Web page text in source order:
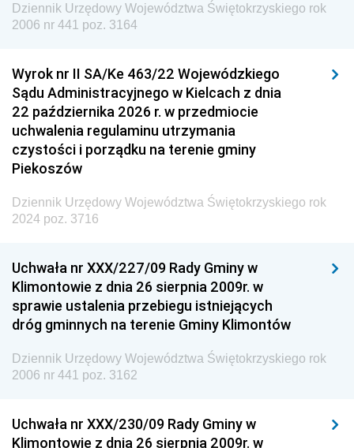
Dziennik Urzędowy Agencji Wywiadu
Dziennik Urzędowy Województwa Świętokrzyskiego rok
2006 nr 441 poz. 3164
Wyrok nr II SA/Ke 463/22 Wojewódzkiego
Sądu Administracyjnego w Kielcach z dnia
22 października 2026 r. w przedmiocie
uchwalenia regulaminu utrzymania
czystości i porządku na terenie gminy
Piekoszów
Dziennik Urzędowy Województwa Świętokrzyskiego rok
2024 poz. 3716
Uchwała nr XXX/227/09 Rady Gminy w
Klimontowie z dnia 26 sierpnia 2009r. w
sprawie ustalenia przebiegu istniejących
dróg gminnych na terenie Gminy Klimontów
Dziennik Urzędowy Województwa Świętokrzyskiego rok
2006 nr 441 poz. 3162
Uchwała nr XXX/230/09 Rady Gminy w
Klimontowie z dnia 26 sierpnia 2009r. w